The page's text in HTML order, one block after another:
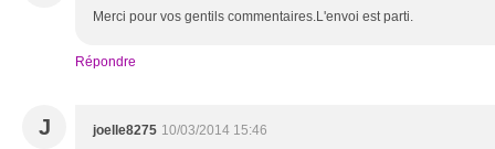
Merci pour vos gentils commentaires.L'envoi est parti.
Répondre
J joelle8275 10/03/2014 15:46